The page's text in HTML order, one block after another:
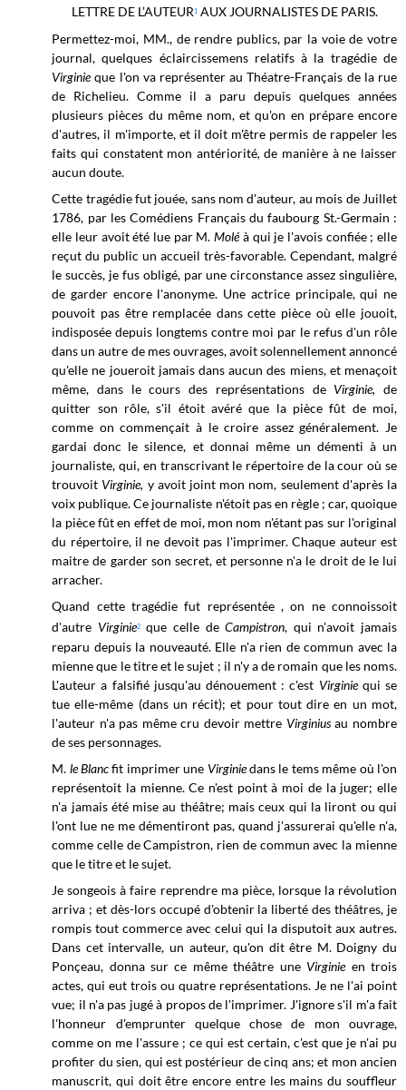
LETTRE DE L’AUTEUR1 AUX JOURNALISTES DE PARIS.
Permettez-moi, MM., de rendre publics, par la voie de votre
journal, quelques éclaircissemens relatifs à la tragédie de
Virginieque l'on va représenter au Théatre-Français de la rue
de Richelieu. Comme il a paru depuis quelques années
plusieurs pièces du même nom, et qu'on en prépare encore
d'autres, il m'importe, et il doit m'être permis de rappeler les
faits qui constatent mon antériorité,de manière à ne laisser
aucun doute.
Cette tragédie fut jouée, sans nom d'auteur, au mois de Juillet
1786, par les Comédiens Français du faubourg St.-Germain :
elle leur avoit été lue par M.Moléà qui je l'avois confiée ; elle
reçut du public un accueil très-favorable. Cependant, malgré
le succès, je fus obligé, par une circonstance assez singulière,
de garder encore l'anonyme. Une actrice principale, qui ne
pouvoit pas être remplacée dans cette pièce où elle jouoit,
indisposée depuis longtems contre moi par le refus d'un rôle
dans un autre de mes ouvrages, avoit solennellement annoncé
qu'elle ne joueroit jamais dans aucun des miens, et menaçoit
même, dans le cours des représentations de Virginie,de
quitter son rôle, s'il étoit avéré que la pièce fût de moi,
comme on commençait à le croire assez généralement. Je
gardai donc le silence, et donnai même un démenti à un
journaliste, qui, en transcrivant le répertoire de la cour où se
trouvoit Virginie, y avoit joint mon nom, seulement d'après la
voix publique. Ce journaliste n'étoit pas en règle ; car, quoique
la pièce fût en effet de moi, mon nom n'étant pas sur l'original
du répertoire, il ne devoit pas l'imprimer. Chaque auteur est
maitre de garder son secret, et personne n'a le droit de le lui
arracher.
Quand cette tragédie fut représentée , on ne connoissoit
d'autre Virginie2que celle deCampistron, qui n'avoit jamais
reparu depuis la nouveauté. Elle n'a rien de commun avec la
mienne que le titre et le sujet ; il n'y a de romain que les noms.
L'auteur a falsifié jusqu'au dénouement : c'est Virginie qui se
tue elle-même (dans un récit); et pour tout dire en un mot,
l'auteur n'a pas même cru devoir mettre Virginiusau nombre
de ses personnages.
M. le Blancfit imprimer une Virginiedans le tems même où l'on
représentoit la mienne. Ce n'est point à moi de la juger; elle
n'a jamais été mise au théâtre; mais ceux qui la liront ou qui
l'ont lue ne me démentiront pas, quand j'assurerai qu'elle n'a,
comme celle de Campistron, rien de commun avec la mienne
que le titre et le sujet.
Je songeois à faire reprendre ma pièce, lorsque la révolution
arriva ; et dès-lors occupé d'obtenir la liberté des théâtres, je
rompis tout commerce avec celui qui la disputoit aux autres.
Dans cet intervalle, un auteur, qu'on dit être M. Doigny du
Ponçeau, donna sur ce même théâtre une Virginie en trois
actes, qui eut trois ou quatre représentations. Je ne l'ai point
vue; il n'a pas jugé à propos de l'imprimer. J'ignore s'il m'a fait
l'honneur d'emprunter quelque chose de mon ouvrage,
comme on me l'assure ; ce qui est certain, c'est que je n'ai pu
profiter du sien, qui est postérieur de cinq ans; et mon ancien
manuscrit, qui doit être encore entre les mains du souffleur